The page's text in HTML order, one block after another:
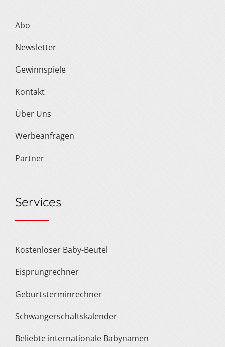
Abo
Newsletter
Gewinnspiele
Kontakt
Über Uns
Werbeanfragen
Partner
Services
Kostenloser Baby-Beutel
Eisprungrechner
Geburtsterminrechner
Schwangerschaftskalender
Beliebte internationale Babynamen